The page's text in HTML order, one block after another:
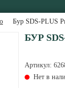
Бур SDS-PLUS
БУР
Артикул:
Нет в